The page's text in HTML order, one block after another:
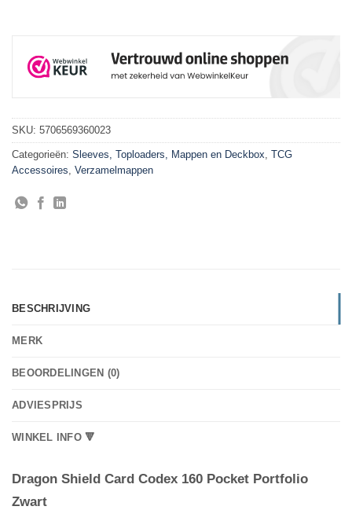
SKU: 5706569360023
Categorieën: Sleeves, Toploaders, Mappen en Deckbox, TCG
Accessoires, Verzamelmappen
BESCHRIJVING
MERK
BEOORDELINGEN (0)
ADVIESPRIJS
WINKEL INFO 🔻
Dragon Shield Card Codex 160 Pocket Portfolio
Zwart